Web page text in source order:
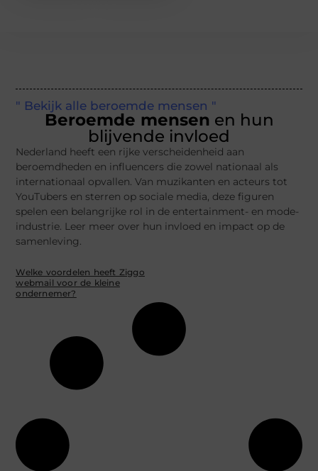
" Bekijk alle beroemde mensen "
Beroemde mensen en hun
blijvende invloed
Nederland heeft een rijke verscheidenheid aan
beroemdheden en influencers die zowel nationaal als
internationaal opvallen. Van muzikanten en acteurs tot
YouTubers en sterren op sociale media, deze figuren
spelen een belangrijke rol in de entertainment- en mode-
industrie. Leer meer over hun invloed en impact op de
samenleving.
Welke voordelen heeft Ziggo
webmail voor de kleine
ondernemer?